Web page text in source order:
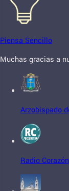
Piensa Sencillo
Muchas gracias a
Arzobispado
Radio Corazón